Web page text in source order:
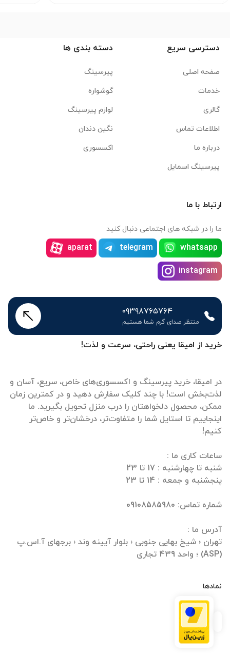
خرید از امیقا یعنی راحتی، سرعت و لذت!
در امیقا، خرید پیرسینگ و اکسسوری‌های خاص، سریع، آسان و
لذت‌بخش است! با چند کلیک سفارش دهید و در کمترین زمان
ممکن، محصول دلخواهتان را درب منزل تحویل بگیرید. ما
اینجاییم تا استایل شما را متفاوت‌تر، درخشان‌تر و خاص‌تر
تهران ؛ شیخ بهایی جنوبی ؛ بلوار آیینه وند ؛ برجهای آ.اس.پ
(ASP) ؛ واحد 439 تجاری
نمادها
دسترسی سریع
صفحه اصلی
خدمات
گالری
اطلاعات تماس
درباره ما
پیرسینگ اسمایل
دسته بندی ها
پیرسینگ
گوشواره
لوازم پیرسینگ
نگین دندان
اکسسوری
ارتباط با ما
ما را در شبکه های اجتماعی دنبال کنید
whatsapp
telegram
aparat
instagram
۰۹۳۹۸۷۶۵۷۶۴
منتظر صدای گرم شما هستیم